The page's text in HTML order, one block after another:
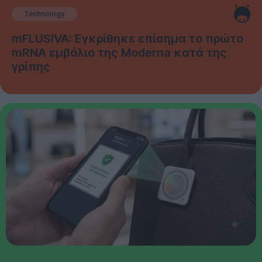
Technology
mFLUSIVA: Εγκρίθηκε επίσημα το πρώτο
mRNA εμβόλιο της Moderna κατά της
γρίπης